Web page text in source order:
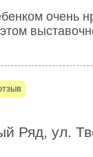
очень
Ряд, ул.